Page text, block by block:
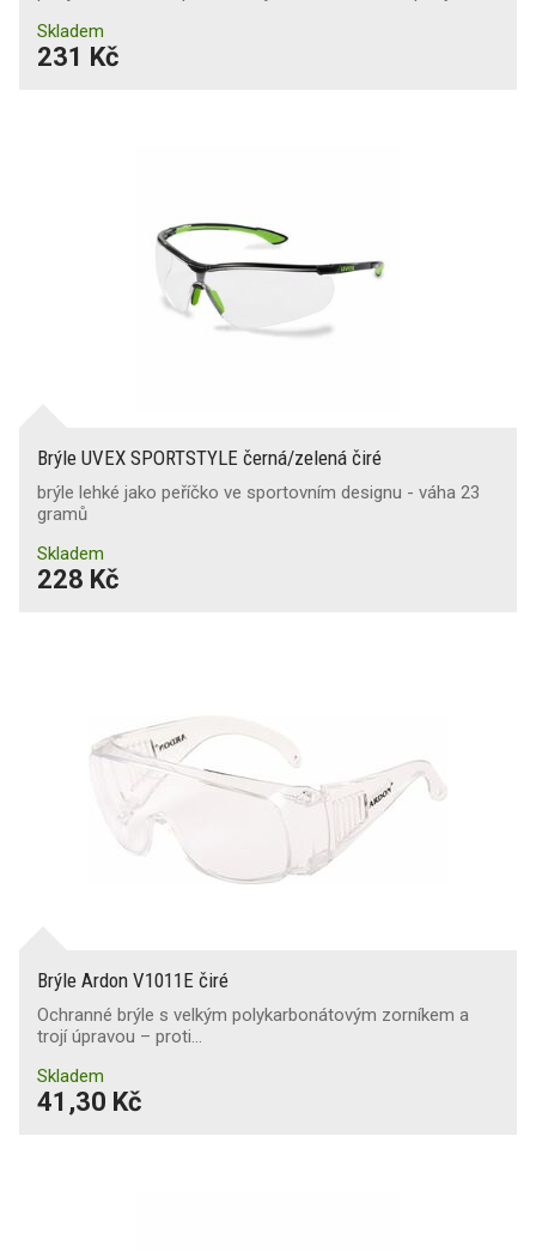
Skladem
231 Kč
Brýle UVEX SPORTSTYLE černá/zelená čiré
brýle lehké jako peříčko ve sportovním designu - váha 23
gramů
Skladem
228 Kč
Brýle Ardon V1011E čiré
Ochranné brýle s velkým polykarbonátovým zorníkem a
trojí úpravou – proti…
Skladem
41,30 Kč